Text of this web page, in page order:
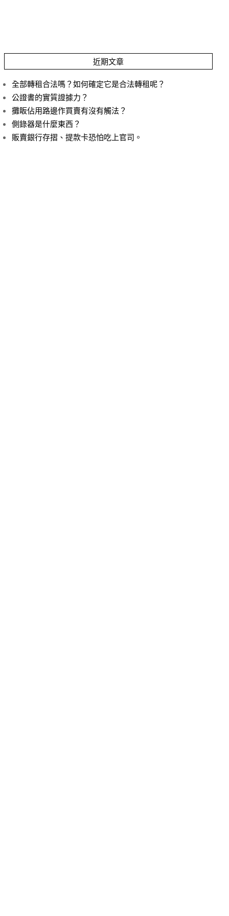
近期文章
全部轉租合法嗎？如何確定它是合法轉租呢？
公證書的實質證據力？
攤眅佔用路邊作買賣有沒有觸法？
側錄器是什麼東西？
販賣銀行存摺、提款卡恐怕吃上官司。